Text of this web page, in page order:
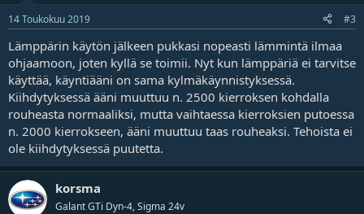
14 Toukokuu 2019 #3
Lämppärin käytön jälkeen pukkasi nopeasti lämmintä ilmaa
ohjaamoon, joten kyllä se toimii. Nyt kun lämppäriä ei tarvitse
käyttää, käyntiääni on sama kylmäkäynnistyksessä.
Kiihdytyksessä ääni muuttuu n. 2500 kierroksen kohdalla
rouheasta normaaliksi, mutta vaihtaessa kierroksien putoessa
n. 2000 kierrokseen, ääni muuttuu taas rouheaksi. Tehoista ei
ole kiihdytyksessä puutetta.
korsma
Galant GTi Dyn-4, Sigma 24v